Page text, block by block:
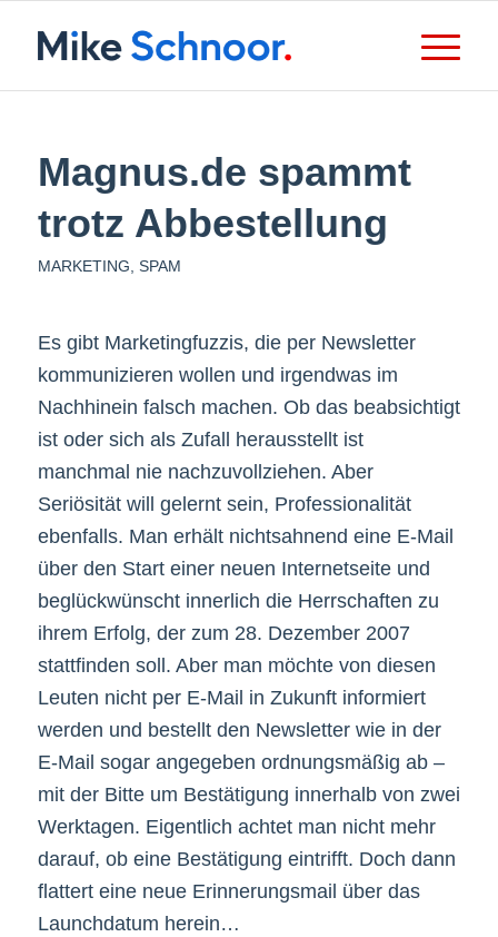
Magnus.de spammt
trotz Abbestellung
MARKETING SPAM
Es gibt Marketingfuzzis, die per Newsletter
kommunizieren wollen und irgendwas im
Nachhinein falsch machen. Ob das beabsichtigt
ist oder sich als Zufall herausstellt ist
manchmal nie nachzuvollziehen. Aber
Seriösität will gelernt sein, Professionalität
ebenfalls. Man erhält nichtsahnend eine E-Mail
über den Start einer neuen Internetseite und
beglückwünscht innerlich die Herrschaften zu
ihrem Erfolg, der zum 28. Dezember 2007
stattfinden soll. Aber man möchte von diesen
Leuten nicht per E-Mail in Zukunft informiert
werden und bestellt den Newsletter wie in der
E-Mail sogar angegeben ordnungsmäßig ab –
mit der Bitte um Bestätigung innerhalb von zwei
Werktagen. Eigentlich achtet man nicht mehr
darauf, ob eine Bestätigung eintrifft. Doch dann
flattert eine neue Erinnerungsmail über das
Launchdatum herein…